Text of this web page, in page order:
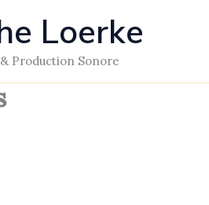
Loerke
Production Sonore